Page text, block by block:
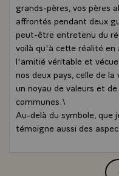
grands-pères, vos pères
affrontés pendant deux
peut-être entretenu du
voilà qu'à cette réalité en
l'amitié véritable et
nos deux pays, celle de
un noyau de valeurs et
communes.\
Au-delà du symbole, que
témoigne aussi des
- Cela date surtout du